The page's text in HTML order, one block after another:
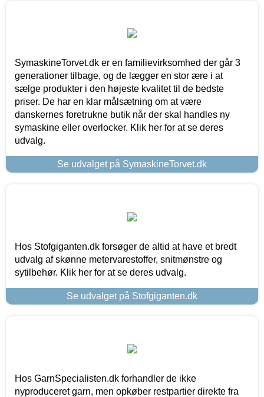
SymaskineTorvet.dk er en familievirksomhed der går 3
generationer tilbage, og de lægger en stor ære i at
sælge produkter i den højeste kvalitet til de bedste
priser. De har en klar målsætning om at være
danskernes foretrukne butik når der skal handles ny
symaskine eller overlocker. Klik her for at se deres
udvalg.
Se udvalget på SymaskineTorvet.dk
Hos Stofgiganten.dk forsøger de altid at have et bredt
udvalg af skønne metervarestoffer, snitmønstre og
sytilbehør. Klik her for at se deres udvalg.
Se udvalget på Stofgiganten.dk
Hos GarnSpecialisten.dk forhandler de ikke
nyproduceret garn, men opkøber restpartier direkte fra